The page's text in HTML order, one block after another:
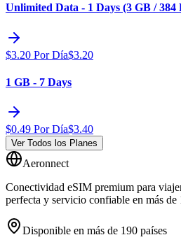
Unlimited Data - 1 Days (3 GB / 384
$3.20 Por Día$3.20
1 GB - 7 Days
$0.49 Por Día$3.40
Ver Todos los Planes
Aeronnect
Conectividad eSIM premium para
perfecta y servicio confiable en más de
Disponible en más de 190 países